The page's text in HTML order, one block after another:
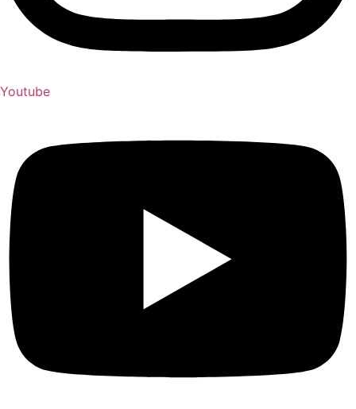
Youtube